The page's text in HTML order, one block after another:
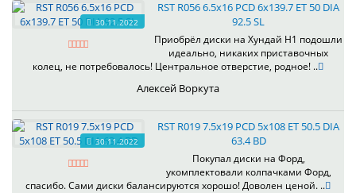
30.11.2022
RST R056 6.5x16 PCD 6x139.7 ET 50 DIA
92.5 SL
Приобрёл диски на Хундай H1 подошли
идеально, никаких приставочных
колец, не потребовалось! Центральное отверстие, родное! ..
Алексей Воркута
30.11.2022
RST R019 7.5x19 PCD 5x108 ET 50.5 DIA
63.4 BD
Покупал диски на Форд,
укомплектовали колпачками Форд,
спасибо. Сами диски балансируются хорошо! Доволен ценой. ..